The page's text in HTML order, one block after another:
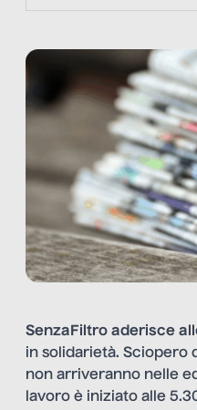
SenzaFiltro aderisce
in solidarietà. Sciopero
non arriveranno nelle
lavoro è iniziato alle